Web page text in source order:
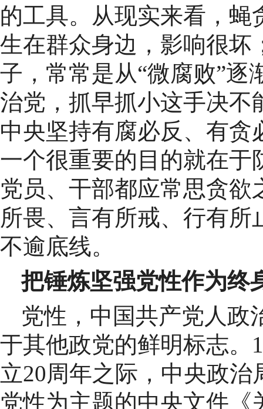
的工具。从现实来看，
生在群众身边，影响很坏
子，常常是从“微腐败”逐
治党，抓早抓小这手决不
中央坚持有腐必反、有贪
一个很重要的目的就在于
党员、干部都应常思贪
所畏、言有所戒、行有
不逾底线。
把锤炼坚强党性作为终
党性，中国共产党人政
于其他政党的鲜明标志。
立20周年之际，中央政
党性为主题的中央文件